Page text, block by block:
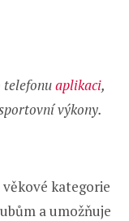
telefonuaplikaci,
výkony.
kategorie
a umožňuje